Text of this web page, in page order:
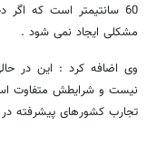
60 سانتیمتر است که
مشکلی ایجاد نمی شود .
وی اضافه کرد : این در
نیست و شرایطش متفاوت
تجارب کشورهای پیشرفته